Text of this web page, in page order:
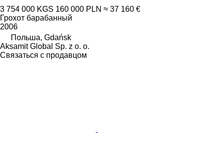
3 754 000 KGS 160 000 PLN ≈ 37 160 €
Грохот барабанный
2006
Польша, Gdańsk
Aksamit Global Sp. z o. o.
Связаться с продавцом